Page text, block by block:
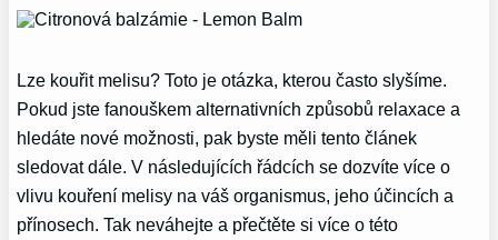
Lze kouřit melisu? Toto je otázka, kterou často slyšíme.
Pokud jste fanouškem alternativních způsobů relaxace a
hledáte nové možnosti, pak byste měli tento článek
sledovat dále. V následujících řádcích se dozvíte více o
vlivu kouření melisy na váš organismus, jeho účincích a
přínosech. Tak neváhejte a přečtěte si více o této